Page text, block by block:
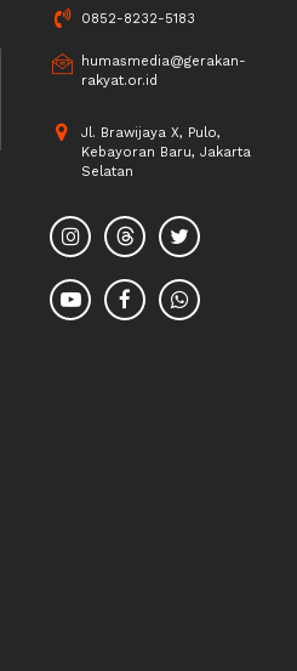
0852-8232-5183
humasmedia@gerakan-
rakyat.or.id
Jl. Brawijaya X, Pulo,
Kebayoran Baru, Jakarta
Selatan